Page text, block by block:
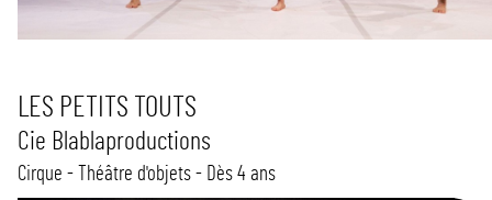
LES PETITS TOUTS
Cie Blablaproductions
Cirque - Théâtre d'objets - Dès 4 ans